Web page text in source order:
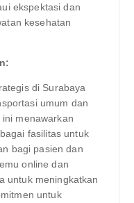
ekspektasi dan
kesehatan
di Surabaya
umum dan
menawarkan
fasilitas untuk
bagi pasien dan
online dan
untuk meningkatkan
untuk